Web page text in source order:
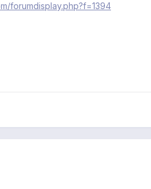
forumdisplay.php?f=1394